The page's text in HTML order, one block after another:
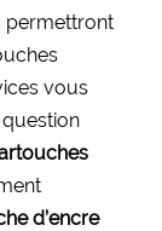
permettront
vous
d’encre